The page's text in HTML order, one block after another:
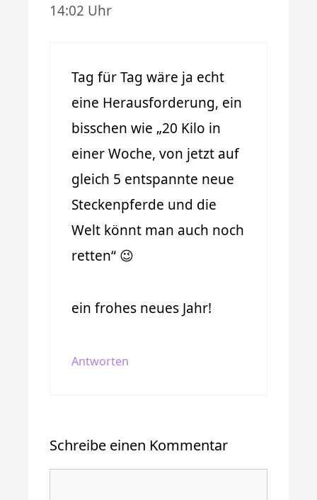
14:02 Uhr
Tag für Tag wäre ja echt
eine Herausforderung, ein
bisschen wie „20 Kilo in
einer Woche, von jetzt auf
gleich 5 entspannte neue
Steckenpferde und die
Welt könnt man auch noch
retten“ 😉
ein frohes neues Jahr!
Antworten
Schreibe einen Kommentar